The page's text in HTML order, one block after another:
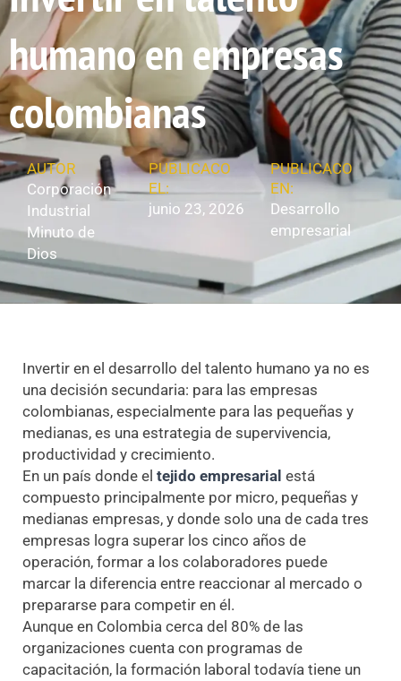
humano en empresas
colombianas
AUTOR
Corporación
Industrial
Minuto de
Dios
PUBLICACO
EL:
junio 23, 2026
PUBLICACO
EN:
Desarrollo
empresarial
Invertir en el desarrollo del talento humano ya no es
una decisión secundaria: para las empresas
colombianas, especialmente para las pequeñas y
medianas, es una estrategia de supervivencia,
productividad y crecimiento.
En un país donde el tejido empresarial está
compuesto principalmente por micro, pequeñas y
medianas empresas, y donde solo una de cada tres
empresas logra superar los cinco años de
operación, formar a los colaboradores puede
marcar la diferencia entre reaccionar al mercado o
prepararse para competir en él.
Aunque en Colombia cerca del 80% de las
organizaciones cuenta con programas de
capacitación, la formación laboral todavía tiene un